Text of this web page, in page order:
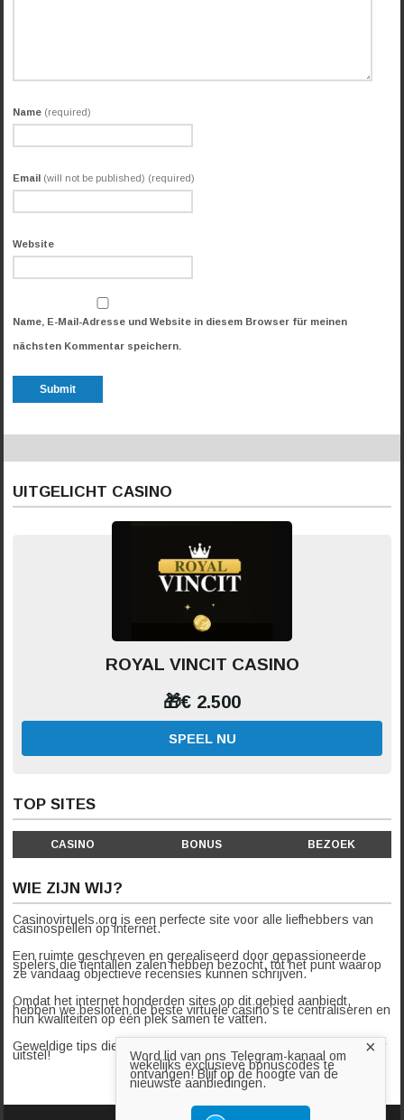
Name (required)
Email (will not be published) (required)
Website
Name, E-Mail-Adresse und Website in diesem Browser für meinen
nächsten Kommentar speichern.
UITGELICHT CASINO
ROYAL VINCIT CASINO
🎁€ 2.500
SPEEL NU
TOP SITES
CASINO BONUS BEZOEK
WIE ZIJN WIJ?
Casinovirtuels.org is een perfecte site voor alle liefhebbers van
casinospellen op internet.
Een ruimte geschreven en gerealiseerd door gepassioneerde
spelers die tientallen zalen hebben bezocht, tot het punt waarop
ze vandaag objectieve recensies kunnen schrijven.
Omdat het internet honderden sites op dit gebied aanbiedt,
hebben we besloten de beste virtuele casino’s te centraliseren en
hun kwaliteiten op één plek samen te vatten.
Geweldige tips die we je aanraden blindelings te volgen… zonder
uitstel! Word lid van ons Telegram-kanaal om
wekelijks exclusieve bonuscodes te
ontvangen! Blijf op de hoogte van de
nieuwste aanbiedingen.
×